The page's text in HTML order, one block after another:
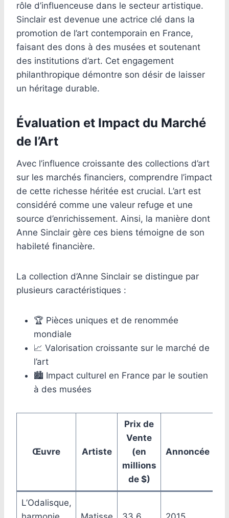
rôle d’influenceuse dans le secteur artistique.
Sinclair est devenue une actrice clé dans la
promotion de l’art contemporain en France,
faisant des dons à des musées et soutenant
des institutions d’art. Cet engagement
philanthropique démontre son désir de laisser
un héritage durable.
Évaluation et Impact du Marché
de l’Art
Avec l’influence croissante des collections d’art
sur les marchés financiers, comprendre l’impact
de cette richesse héritée est crucial. L’art est
considéré comme une valeur refuge et une
source d’enrichissement. Ainsi, la manière dont
Anne Sinclair gère ces biens témoigne de son
habileté financière.
La collection d’Anne Sinclair se distingue par
plusieurs caractéristiques :
🏆 Pièces uniques et de renommée
mondiale
📈 Valorisation croissante sur le marché de
l’art
🏙️ Impact culturel en France par le soutien
à des musées
Œuvre Artiste
Prix de
Vente
(en
millions
de $)
Annoncée
L’Odalisque,